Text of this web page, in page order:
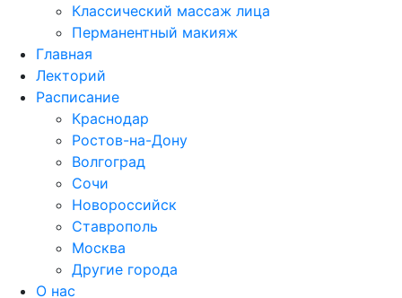
Классический массаж лица
Перманентный макияж
Главная
Лекторий
Расписание
Краснодар
Ростов-на-Дону
Волгоград
Сочи
Новороссийск
Ставрополь
Москва
Другие города
О нас